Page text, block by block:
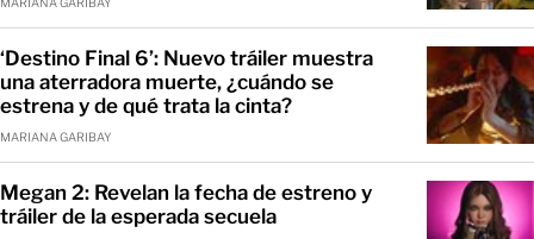
‘Destino Final 6’: Nuevo tráiler muestra
una aterradora muerte, ¿cuándo se
estrena y de qué trata la cinta?
MARIANA GARIBAY
Megan 2: Revelan la fecha de estreno y
tráiler de la esperada secuela